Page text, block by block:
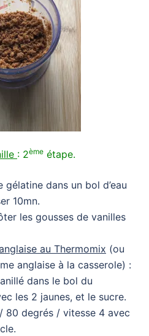
: 2ème étape.
gélatine dans un bol d’eau
10mn.
les gousses de vanilles
au Thermomix (ou
anglaise à la casserole) :
dans le bol du
les 2 jaunes, et le sucre.
80 degrés / vitesse 4 avec